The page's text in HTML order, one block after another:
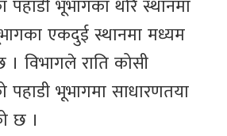
भूभागका थोरै स्थानमा
एकदुई स्थानमा मध्यम
। विभागले राति कोसी
भूभागमा साधारणतया
छ ।